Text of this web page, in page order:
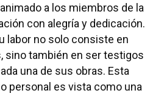
a los miembros de la
con alegría y dedicación.
labor no solo consiste en
sino también en ser testigos
una de sus obras. Esta
personal es vista como una